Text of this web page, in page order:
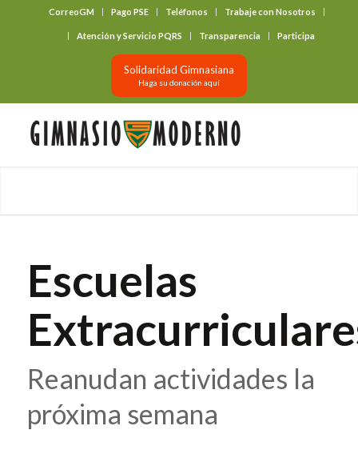
CorreoGM Pago PSE Teléfonos Trabaje con Nosotros
Atención y Servicio PQRS Transparencia Participa
Solidaridad Gimnasiana
Haga su donación aquí
Escuelas
Reanudan actividades la
próxima semana